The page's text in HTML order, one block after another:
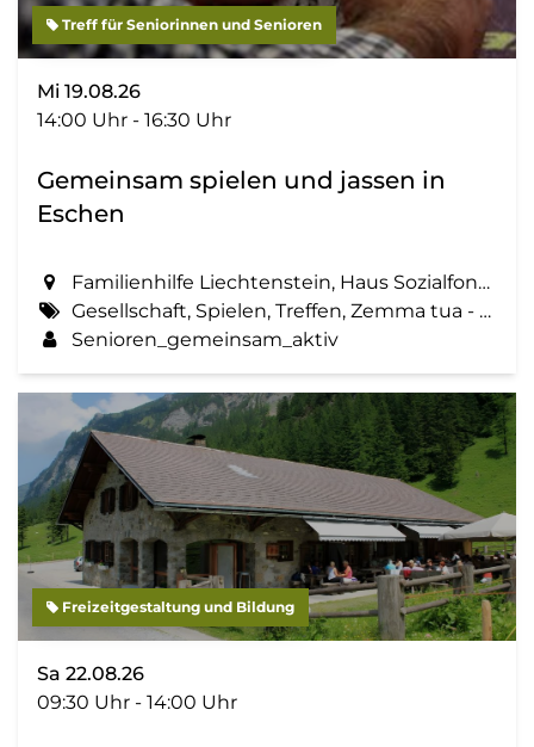
Treff für Seniorinnen und Senioren
Mi 19.08.26
14:00 Uhr - 16:30 Uhr
Gemeinsam spielen und jassen in
Eschen
Familienhilfe Liechtenstein, Haus Sozialfonds, St. Martinsring 73 in Eschen
Gesellschaft, Spielen, Treffen, Zemma tua - Senioren gemeinsam aktiv
Senioren_gemeinsam_aktiv
Freizeitgestaltung und Bildung
Sa 22.08.26
09:30 Uhr - 14:00 Uhr